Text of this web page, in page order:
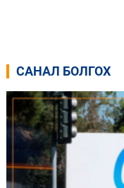
САНАЛ БОЛГОХ